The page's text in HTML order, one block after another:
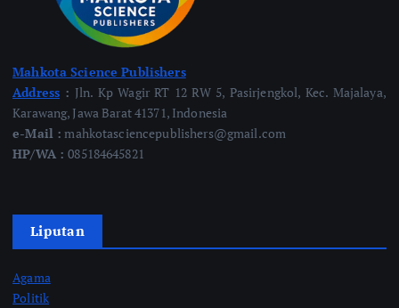
Mahkota Science Publishers
Address : Jln. Kp Wagir RT 12 RW 5, Pasirjengkol, Kec. Majalaya,
Karawang, Jawa Barat 41371, Indonesia
e-Mail : mahkotasciencepublishers@gmail.com
HP/WA :085184645821
Liputan
Agama
Politik